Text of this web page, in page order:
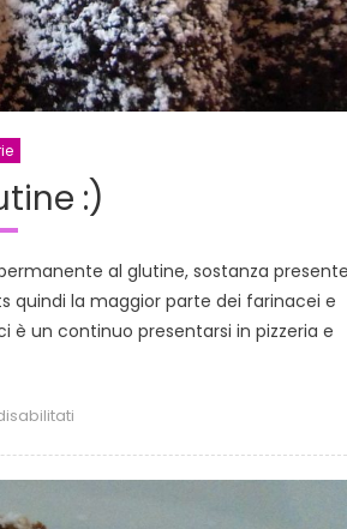
:)
al glutine, sostanza
quindi la maggior parte dei farinacei e
è un continuo presentarsi in pizzeria e